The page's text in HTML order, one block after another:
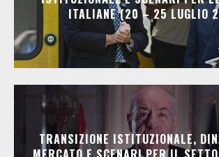
ITALIANE (20 – 25 LUGLIO
TRANSIZIONE ISTITUZIONALE,